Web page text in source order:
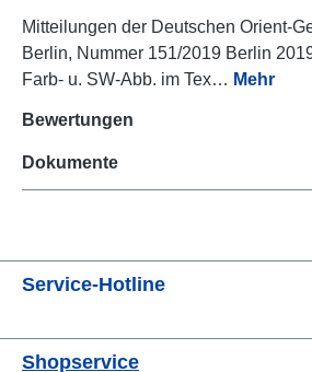
Mitteilungen der Deutschen Orient-
Berlin, Nummer 151/2019 Berlin
Farb- u. SW-Abb. im Tex… Mehr
Bewertungen
Dokumente
Service-Hotline
Shopservice